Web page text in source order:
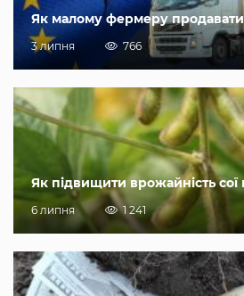
Як малому фермеру
3 липня 766
Як підвищити врожайність сої
6 липня 1 241